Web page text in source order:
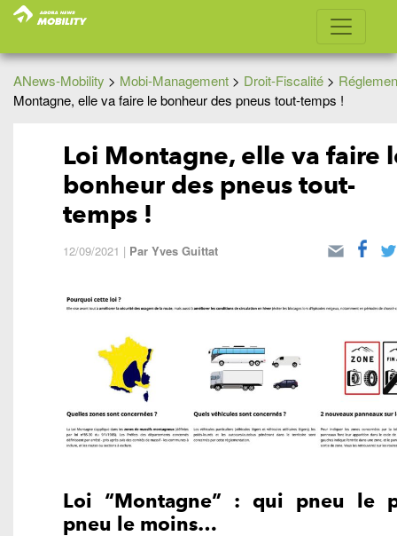
ANews-Mobility > Mobi-Management > Droit-Fiscalité >
Montagne, elle va faire le bonheur des pneus tout-temps !
Loi Montagne, elle va faire
bonheur des pneus tout-
temps !
12/09/2021 | Par Yves Guittat
Loi “Montagne” : qui pneu le
pneu le moins…